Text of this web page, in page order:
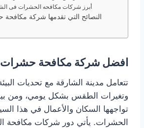
أبرز شركات مكافحه الحشرات فى
النصائح التي تقدمها شركة
افضل شركة مكافحة حشرات
تتعامل مدينة الشارقة مع تحديات
وتغيرات الطقس بشكل يومي، ومن
تواجهها السكان والأعمال في هذا
الحشرات. يأتي دور شركات مكافحة